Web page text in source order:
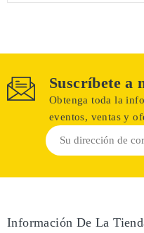
Suscríbete a
Obtenga toda la
eventos, ventas y
Información De La